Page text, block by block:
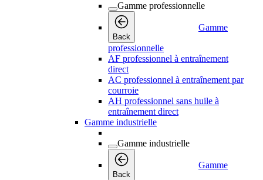
Gamme professionnelle
Back
Gamme
professionnelle
AF professionnel à entraînement
direct
AC professionnel à entraînement par
courroie
AH professionnel sans huile à
entraînement direct
Gamme industrielle
Gamme industrielle
Back
Gamme